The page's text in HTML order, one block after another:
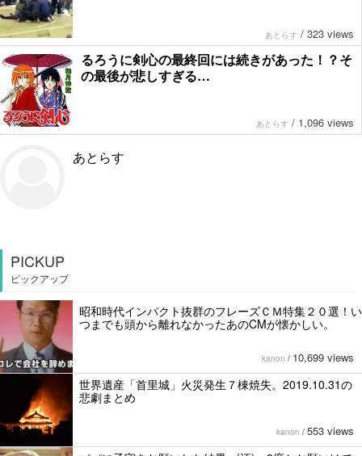
あとらす / 323 views
るろうに剣心の最終回には続きがあった！？そ
の最後が悲しすぎる…
あとらす / 1,096 views
あとらす
PICKUP
ピックアップ
昭和時代インパクト抜群のフレーズＣＭ特集２０選！い
つまでも頭から離れなかったあのCMが懐かしい。
kanon / 10,699 views
世界遺産「首里城」火災発生７棟焼失。2019.10.31の
悲劇まとめ
kanon / 553 views